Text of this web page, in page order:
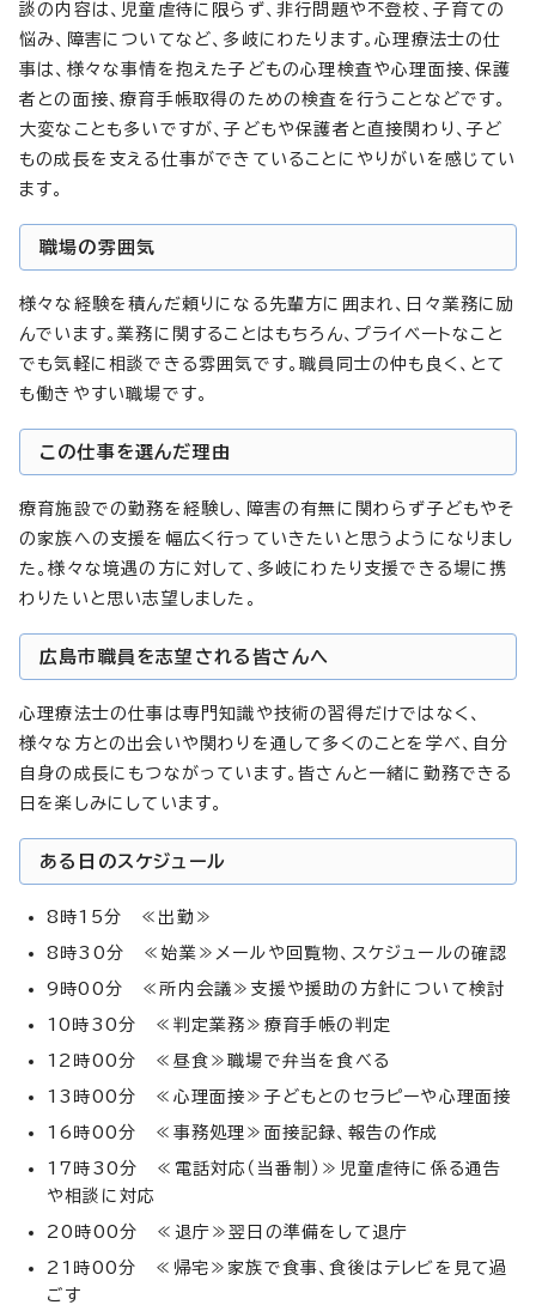
談の内容は、児童虐待に限らず、非行問題や不登校、子育ての
悩み、障害についてなど、多岐にわたります。心理療法士の仕
事は、様々な事情を抱えた子どもの心理検査や心理面接、保護
者との面接、療育手帳取得のための検査を行うことなどです。
大変なことも多いですが、子どもや保護者と直接関わり、子ど
もの成長を支える仕事ができていることにやりがいを感じてい
ます。
職場の雰囲気
様々な経験を積んだ頼りになる先輩方に囲まれ、日々業務に励
んでいます。業務に関することはもちろん、プライベートなこと
でも気軽に相談できる雰囲気です。職員同士の仲も良く、とて
も働きやすい職場です。
この仕事を選んだ理由
療育施設での勤務を経験し、障害の有無に関わらず子どもやそ
の家族への支援を幅広く行っていきたいと思うようになりまし
た。様々な境遇の方に対して、多岐にわたり支援できる場に携
わりたいと思い志望しました。
広島市職員を志望される皆さんへ
心理療法士の仕事は専門知識や技術の習得だけではなく、
様々な方との出会いや関わりを通して多くのことを学べ、自分
自身の成長にもつながっています。皆さんと一緒に勤務できる
日を楽しみにしています。
ある日のスケジュール
8時15分 ≪出勤≫
8時30分 ≪始業≫メールや回覧物、スケジュールの確認
9時00分 ≪所内会議≫支援や援助の方針について検討
10時30分 ≪判定業務≫療育手帳の判定
12時00分 ≪昼食≫職場で弁当を食べる
13時00分 ≪心理面接≫子どもとのセラピーや心理面接
16時00分 ≪事務処理≫面接記録、報告の作成
17時30分 ≪電話対応（当番制）≫児童虐待に係る通告
や相談に対応
20時00分 ≪退庁≫翌日の準備をして退庁
21時00分 ≪帰宅≫家族で食事、食後はテレビを見て過
ごす